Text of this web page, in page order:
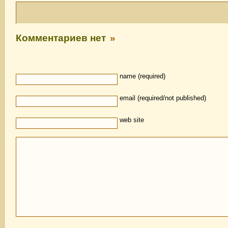
Комментариев нет »
name (required)
email (required/not published)
web site